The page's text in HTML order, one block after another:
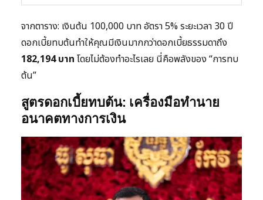
จากตาราง: เงินต้น 100,000 บาท อัตรา 5% ระยะเวลา 30 ปี
ดอกเบี้ยทบต้นทำให้คุณมีเงินมากกว่าดอกเบี้ยธรรมดาถึง
182,194 บาท โดยไม่ต้องทำอะไรเลย นี่คือพลังของ “การทบ
ต้น”
สูตรดอกเบี้ยทบต้น: เครื่องมือทำนาย
อนาคตทางการเงิน